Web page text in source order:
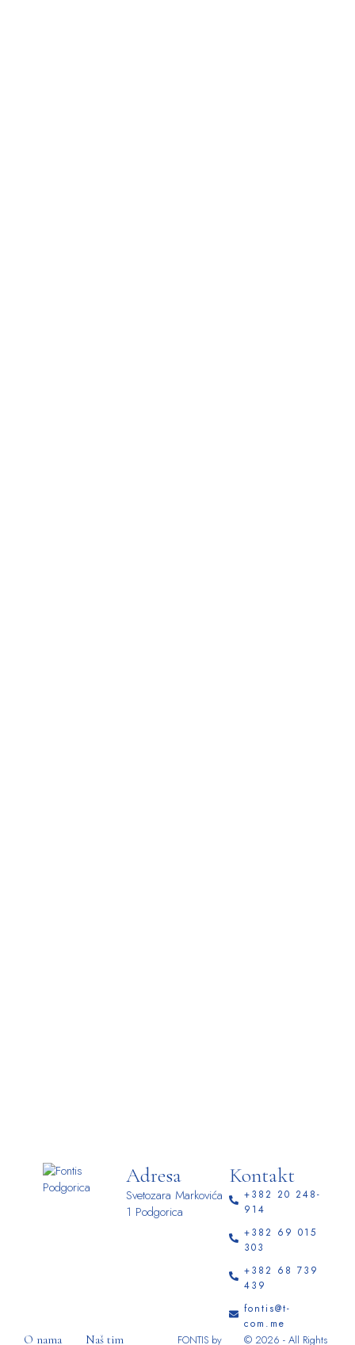
Adresa
Svetozara Markovića
1 Podgorica
Kontakt
+382 20 248-
914
+382 69 015
303
+382 68 739
439
fontis@t-
com.me
O nama
Naš tim FONTIS by © 2026 - All Rights